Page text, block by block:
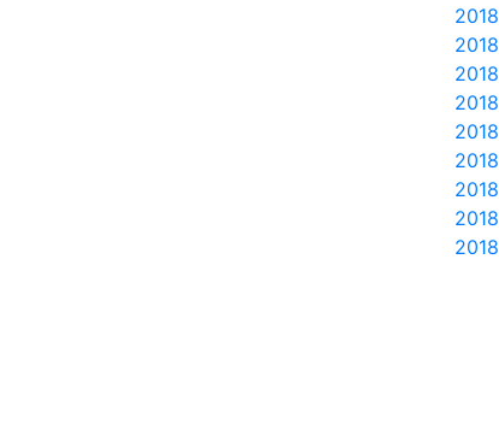
2018
2018
2018
2018
2018
2018
2018
2018
2018